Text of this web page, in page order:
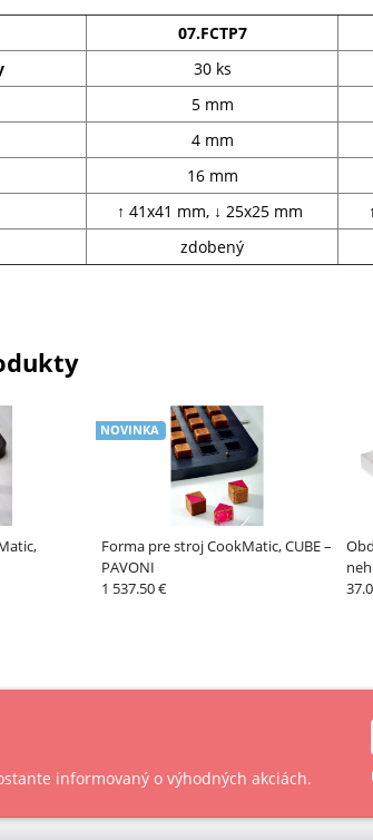
07.FCTP7
30 ks
5 mm
4 mm
16 mm
↑ 41x41 mm, ↓ 25x25 mm
zdobený
Forma pre stroj CookMatic, CUBE –
PAVONI
NOVINKA
1 537.50 €
50
informovaný o výhodných akciách.